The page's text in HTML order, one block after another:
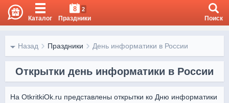
Каталог
8 2
Праздники Поиск
Назад Праздники День информатики в России
Открытки день информатики в России
На OtkritkiOk.ru представлены открытки ко Дню информатики